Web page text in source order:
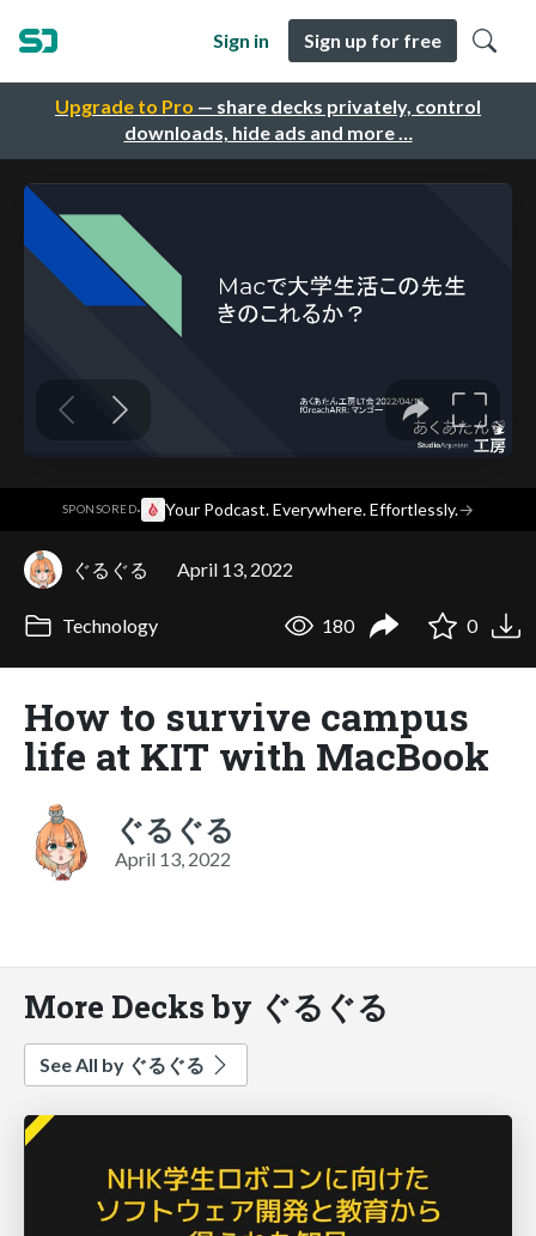
Upgrade to Pro — share decks privately, control
downloads, hide ads and more …
Sign in Sign up for free
SPONSORED· Your Podcast. Everywhere. Effortlessly.→
ぐるぐる April 13, 2022
Technology 180 0
How to survive campus
life at KIT with MacBook
ぐるぐる
April 13, 2022
More Decks by ぐるぐる
See All by ぐるぐる